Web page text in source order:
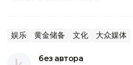
娱乐 黄金储备 文化 大众媒体
без автора